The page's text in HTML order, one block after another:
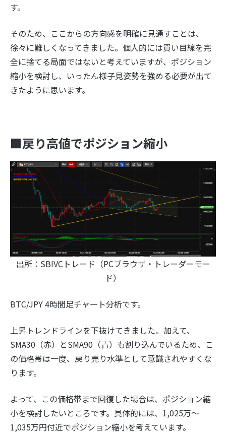
す。
そのため、ここからの方向感を明確に見通すことは、
徐々に難しくなってきました。個人的には買い目線を完
全に捨てる局面ではないと考えていますが、ポジション
縮小を検討し、いったん様子見姿勢を強める必要が出て
きたように思います。
■戻り高値でポジション縮小
出所：SBIVCトレード（PCブラウザ・トレーダーモー
ド）
BTC/JPY 4時間足チャート分析です。
上昇トレンドラインを下抜けてきました。加えて、
SMA30（赤）とSMA90（青）も割り込んでいるため、こ
の価格帯は一度、戻り売り水準として意識されやすくな
ります。
よって、この価格帯まで回復した場合は、ポジション縮
小を検討したいところです。具体的には、1,025万〜
1,035万円付近でポジション縮小を考えています。